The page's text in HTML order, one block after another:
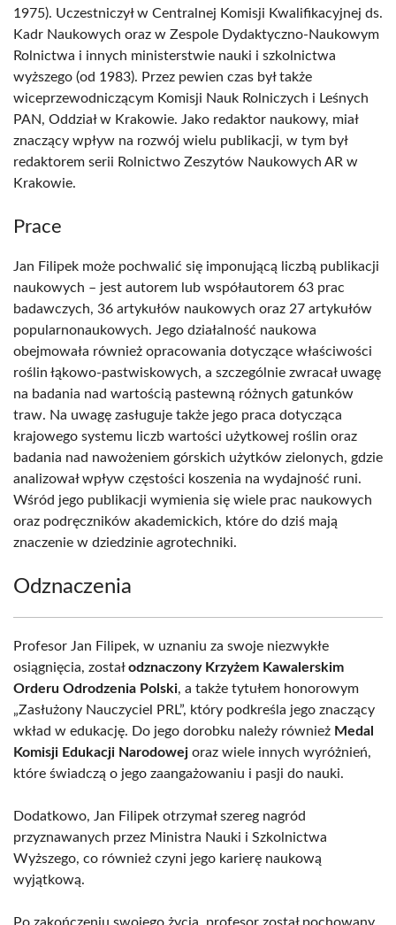
1975). Uczestniczył w Centralnej Komisji Kwalifikacyjnej ds.
Kadr Naukowych oraz w Zespole Dydaktyczno-Naukowym
Rolnictwa i innych ministerstwie nauki i szkolnictwa
wyższego (od 1983). Przez pewien czas był także
wiceprzewodniczącym Komisji Nauk Rolniczych i Leśnych
PAN, Oddział w Krakowie. Jako redaktor naukowy, miał
znaczący wpływ na rozwój wielu publikacji, w tym był
redaktorem serii Rolnictwo Zeszytów Naukowych AR w
Krakowie.
Prace
Jan Filipek może pochwalić się imponującą liczbą publikacji
naukowych – jest autorem lub współautorem 63 prac
badawczych, 36 artykułów naukowych oraz 27 artykułów
popularnonaukowych. Jego działalność naukowa
obejmowała również opracowania dotyczące właściwości
roślin łąkowo-pastwiskowych, a szczególnie zwracał uwagę
na badania nad wartością pastewną różnych gatunków
traw. Na uwagę zasługuje także jego praca dotycząca
krajowego systemu liczb wartości użytkowej roślin oraz
badania nad nawożeniem górskich użytków zielonych, gdzie
analizował wpływ częstości koszenia na wydajność runi.
Wśród jego publikacji wymienia się wiele prac naukowych
oraz podręczników akademickich, które do dziś mają
znaczenie w dziedzinie agrotechniki.
Odznaczenia
Profesor Jan Filipek, w uznaniu za swoje niezwykłe
osiągnięcia, zostałodznaczony Krzyżem Kawalerskim
Orderu Odrodzenia Polski, a także tytułem honorowym
„Zasłużony Nauczyciel PRL”, który podkreśla jego znaczący
wkład w edukację. Do jego dorobku należy również Medal
Komisji Edukacji Narodowej oraz wiele innych wyróżnień,
które świadczą o jego zaangażowaniu i pasji do nauki.
Dodatkowo, Jan Filipek otrzymał szereg nagród
przyznawanych przez Ministra Nauki i Szkolnictwa
Wyższego, co również czyni jego karierę naukową
wyjątkową.